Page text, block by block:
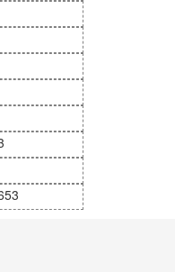
如 内外
沉着。平
等，这些